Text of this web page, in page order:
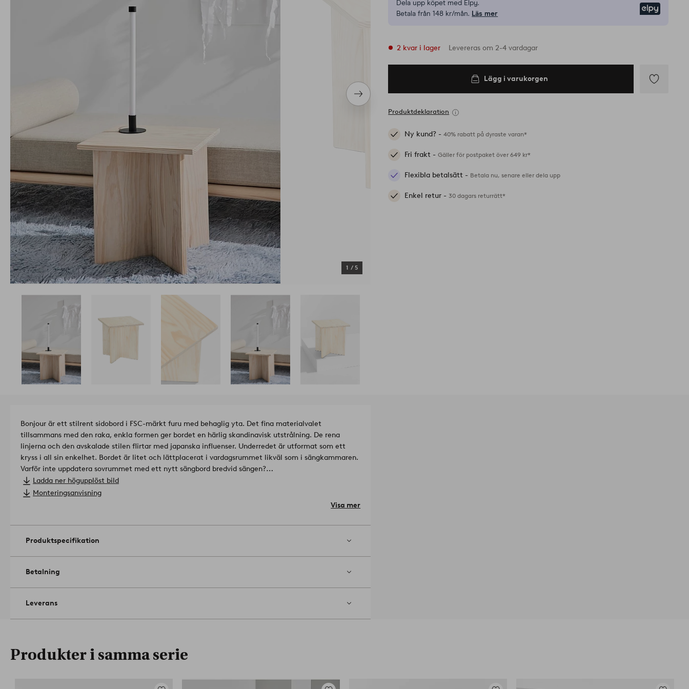
Nästa
produkt
1 / 5
Dela upp köpet med Elpy.
Betala från 148 kr/mån. Läs mer
2 kvar i lager Levereras om 2-4 vardagar
Lägg i varukorgen
Produktdeklaration
Ny kund? -40% rabatt på dyraste varan*
Fri frakt -Gäller för postpaket över 649 kr*
Flexibla betalsätt - Betala nu, senare eller dela upp
Enkel retur -30 dagars returrätt*
Bonjour är ett stilrent sidobord i FSC-märkt furu med behaglig yta. Det fina materialvalet
tillsammans med den raka, enkla formen ger bordet en härlig skandinavisk utstrålning. De rena
linjerna och den avskalade stilen flirtar med japanska influenser. Underredet är utformat som ett
kryss i all sin enkelhet. Bordet är litet och lättplacerat i vardagsrummet likväl som i sängkammaren.
Varför inte uppdatera sovrummet med ett nytt sängbord bredvid sängen?
Bordet kommer omonterat. Skruvar och monteringsanvisning för att skruva fast underredet
medföljer.- furu
Ladda ner högupplöst bild
Monteringsanvisning
Visa mer
Produktspecifikation
Betalning
Leverans
Produkter i samma serie